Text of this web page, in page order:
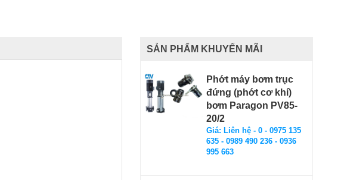
SẢN PHẨM KHUYẾN MÃI
Phớt máy bơm trục
đứng (phớt cơ khí)
bơm Paragon PV85-
20/2
Giá: Liên hệ - 0 - 0975 135
635 - 0989 490 236 - 0936
995 663